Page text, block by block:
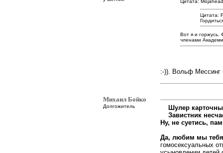
Цитата:
Вот я и горжусь.
членами
:-)). Вольф Мессинг
Михаил Бойко
Долгожитель
Шулер
Завистник
Ну, не суетись,
Да, любим мы
гомосексуальных